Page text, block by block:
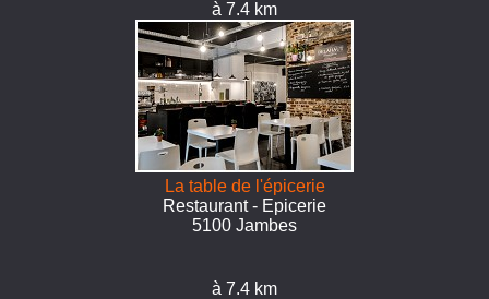
à 7.4 km
La table de l'épicerie
Restaurant - Epicerie
5100 Jambes
à 7.4 km